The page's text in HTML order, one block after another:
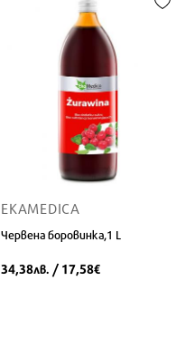
EKAMEDICA
Червена боровинка,1 L
34,38лв. / 17,58€